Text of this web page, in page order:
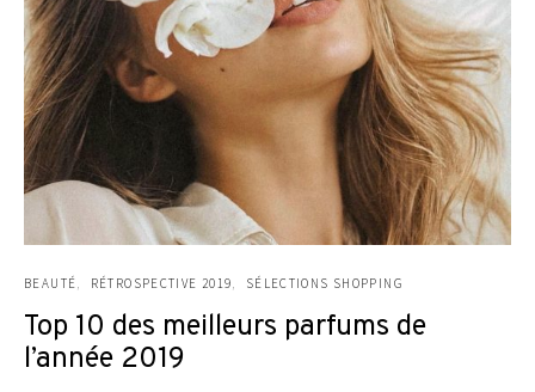
BEAUTÉ RÉTROSPECTIVE 2019 SÉLECTIONS SHOPPING
Top 10 des meilleurs parfums de
l’année 2019